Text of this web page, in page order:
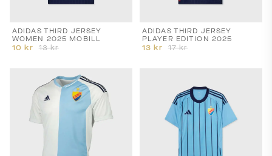
ADIDAS THIRD JERSEY
WOMEN 2025 MOBILL
10 kr 13kr
ADIDAS THIRD JERSEY
PLAYER EDITION 2025
13 kr 17kr